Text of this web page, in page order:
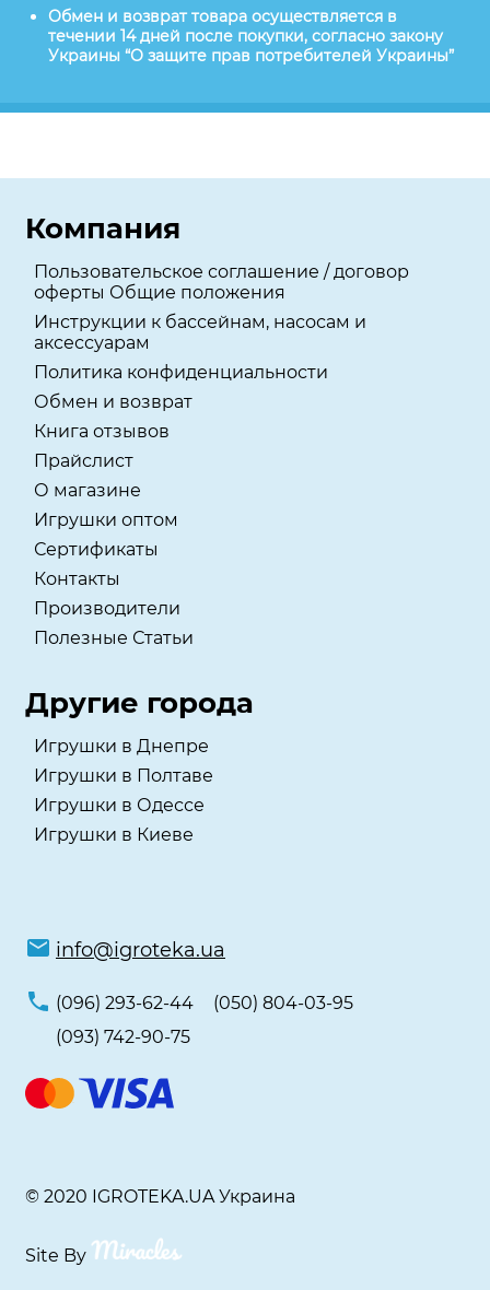
Обмен и возврат товара осуществляется в
течении 14 дней после покупки, согласно закону
Украины “О защите прав потребителей Украины”
Компания
Пользовательское соглашение / договор
оферты Общие положения
Инструкции к бассейнам, насосам и
аксессуарам
Политика конфиденциальности
Обмен и возврат
Книга отзывов
Прайслист
О магазине
Игрушки оптом
Сертификаты
Контакты
Производители
Полезные Статьи
Другие города
Игрушки в Днепре
Игрушки в Полтаве
Игрушки в Одессе
Игрушки в Киеве
info@igroteka.ua
(096) 293-62-44
(050) 804-03-95
(093) 742-90-75
© 2020 IGROTEKA.UA Украина
Site By